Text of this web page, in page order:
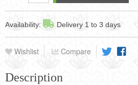
Availability: Delivery 1 to 3 days
Wishlist Compare
Description